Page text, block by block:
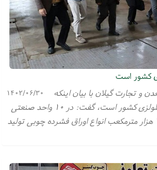
کشور است
۱۴۰۲/۰۶/۳۰
و تجارت گیلان با بیان اینکه
این استان قطب اول صنعت سلولزی کشور است، گفت: در ۱۰ واحد صنعتی
بزرگ گیلان سالانه بیش از ۷۹۸ هزار مترمکعب انواع اوراق فشرده چوبی تولید